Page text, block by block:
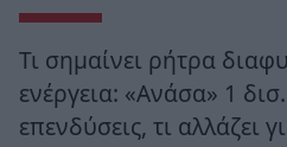
Τι σημαίνει ρήτρα
ενέργεια: «Ανάσα» 1
επενδύσεις, τι αλλάζει